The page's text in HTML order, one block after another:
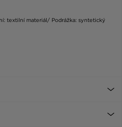
textilní materiál/ Podrážka: syntetický